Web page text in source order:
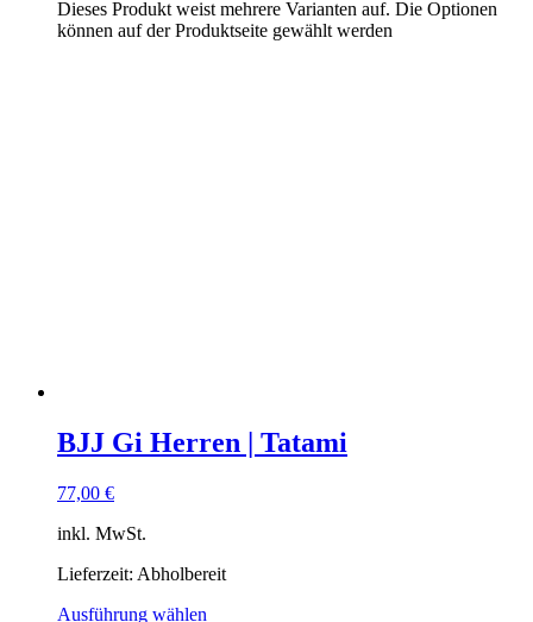
Dieses Produkt weist mehrere Varianten auf. Die Optionen
können auf der Produktseite gewählt werden
BJJ Gi Herren | Tatami
77,00 €
inkl. MwSt.
Lieferzeit: Abholbereit
Ausführung wählen